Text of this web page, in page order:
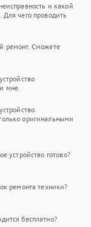
и какой
чего проводить
ремонт. Сможете
мне.
оригинальными
устройство готово?
ремонта техники?
бесплатно?